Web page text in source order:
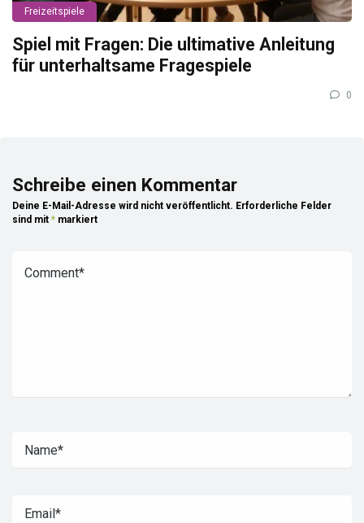
Freizeitspiele
Spiel mit Fragen: Die ultimative Anleitung
für unterhaltsame Fragespiele
0
Schreibe einen Kommentar
Deine E-Mail-Adresse wird nicht veröffentlicht. Erforderliche Felder
sind mit * markiert